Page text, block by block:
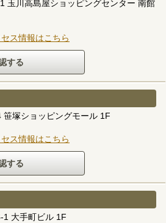
玉川高島屋ショッピングセンター 南館
ス情報はこちら
塚ショッピングモール 1F
ス情報はこちら
1 大手町ビル 1F